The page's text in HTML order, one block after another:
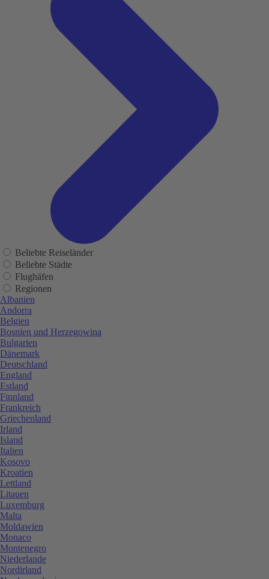
Beliebte Reiseländer
Beliebte Städte
Flughäfen
Regionen
Albanien
Andorra
Belgien
Bosnien und Herzegowina
Bulgarien
Dänemark
Deutschland
England
Estland
Finnland
Frankreich
Griechenland
Irland
Island
Italien
Kosovo
Kroatien
Lettland
Litauen
Luxemburg
Malta
Moldawien
Monaco
Montenegro
Niederlande
Nordirland